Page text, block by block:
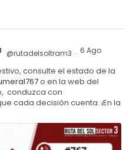
@rutadelsoltram3 · 6 Ago
consulte el estado de la
o en la web del
conduzca con
cada decisión cuenta. ¡En la